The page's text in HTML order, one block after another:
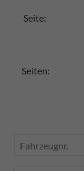
Seite:
Seiten:
Fahrzeugnr.